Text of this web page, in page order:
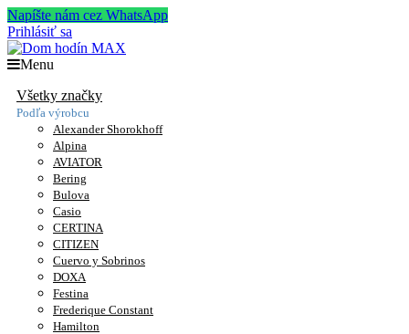
Napíšte nám cez WhatsApp
Prihlásiť sa
Menu
Všetky značky
Podľa výrobcu
Alexander Shorokhoff
Alpina
AVIATOR
Bering
Bulova
Casio
CERTINA
CITIZEN
Cuervo y Sobrinos
DOXA
Festina
Frederique Constant
Hamilton